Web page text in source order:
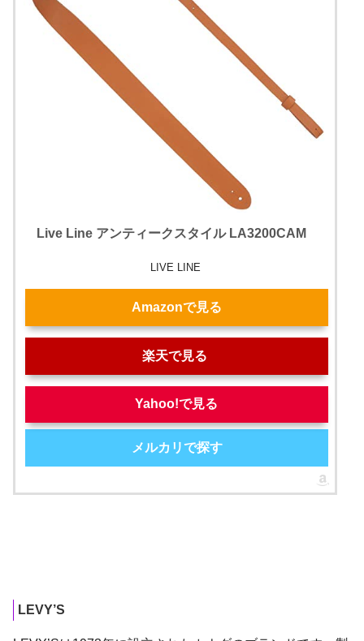
Live Line アンティークスタイル LA3200CAM
LIVE LINE
Amazonで見る
楽天で見る
Yahoo!で見る
メルカリで探す
LEVY’S